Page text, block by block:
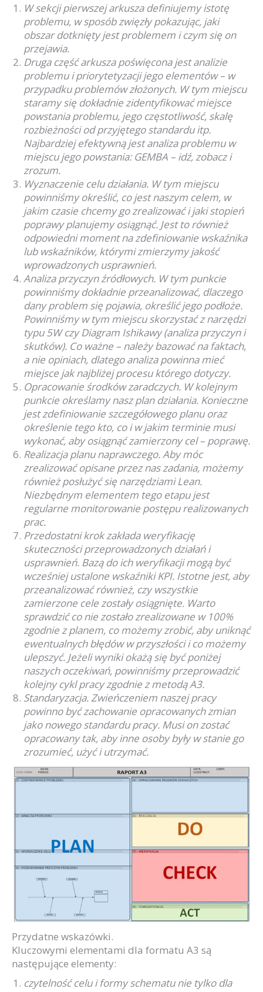
W sekcji pierwszej arkusza definiujemy istotę
problemu, w sposób zwięzły pokazując, jaki
obszar dotknięty jest problemem i czym się on
przejawia.
Druga część arkusza poświęcona jest analizie
problemu ipriorytetyzacjijego elementów – w
przypadku problemów złożonych. W tym miejscu
staramy się dokładnie zidentyfikować miejsce
powstania problemu, jego częstotliwość, skalę
rozbieżności od przyjętego standardu itp.
Najbardziej efektywną jest analiza problemu w
miejscu jego powstania: GEMBA – idź, zobacz i
zrozum.
Wyznaczenie celu działania. W tym miejscu
powinniśmy określić, co jest naszym celem, w
jakim czasie chcemy go zrealizować i jaki stopień
poprawy planujemy osiągnąć. Jest to również
odpowiedni moment na zdefiniowanie wskaźnika
lub wskaźników, którymi zmierzymy jakość
wprowadzonych usprawnień.
Analiza przyczyn źródłowych. W tym punkcie
powinniśmy dokładnie przeanalizować, dlaczego
dany problem się pojawia, określić jego podłoże.
Powinniśmy w tym miejscu skorzystać z narzędzi
typu 5W czy Diagram Ishikawy(analiza przyczyn i
skutków). Co ważne – należy bazować na faktach,
a nie opiniach, dlatego analiza powinna mieć
miejsce jak najbliżej procesu którego dotyczy.
Opracowanie środków zaradczych. W kolejnym
punkcie określamy nasz plan działania. Konieczne
jest zdefiniowanie szczegółowego planu oraz
określenie tego kto, co i w jakim terminie musi
wykonać, aby osiągnąć zamierzony cel – poprawę.
Realizacja planu naprawczego. Aby móc
zrealizować opisane przez nas zadania, możemy
również posłużyć się narzędziami Lean.
Niezbędnym elementem tego etapu jest
regularne monitorowanie postępu realizowanych
prac.
Przedostatni krok zakłada weryfikację
skuteczności przeprowadzonych działań i
usprawnień. Bazą do ich weryfikacji mogą być
wcześniej ustalone wskaźniki KPI. Istotne jest, aby
przeanalizować również, czy wszystkie
zamierzone cele zostały osiągnięte. Warto
sprawdzić co nie zostało zrealizowane w 100%
zgodnie z planem, co możemy zrobić, aby uniknąć
ewentualnych błędów w przyszłości i co możemy
ulepszyć. Jeżeli wyniki okażą się być poniżej
naszych oczekiwań, powinniśmy przeprowadzić
kolejny cykl pracy zgodnie z metodą A3.
Standaryzacja. Zwieńczeniem naszej pracy
powinno być zachowanie opracowanych zmian
jako nowego standardu pracy. Musi on zostać
opracowany tak, aby inne osoby były w stanie go
zrozumieć, użyć i utrzymać.
Przydatne wskazówki.
Kluczowymi elementami dla formatu A3 są
następujące elementy:
czytelność celu i formy schematu nie tylko dla